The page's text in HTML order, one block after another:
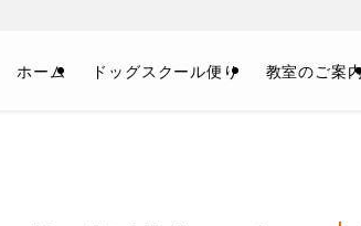
ホーム ドッグスクール便り 教室のご案内